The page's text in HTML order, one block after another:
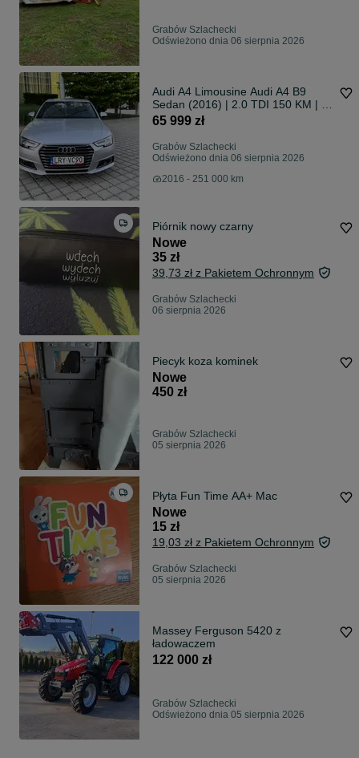
Grabów Szlachecki
Odświeżono dnia 06 sierpnia 2026
Audi A4 Limousine Audi A4 B9
Sedan (2016) | 2.0 TDI 150 KM | S
tronic | Sport | Virtual
65 999 zł
Grabów Szlachecki
Odświeżono dnia 06 sierpnia 2026
2016 - 251 000 km
Piórnik nowy czarny
Nowe
35 zł
39,73 zł z Pakietem Ochronnym
Grabów Szlachecki
06 sierpnia 2026
Piecyk koza kominek
Nowe
450 zł
Grabów Szlachecki
05 sierpnia 2026
Płyta Fun Time AA+ Mac
Nowe
15 zł
19,03 zł z Pakietem Ochronnym
Grabów Szlachecki
05 sierpnia 2026
Massey Ferguson 5420 z
ładowaczem
122 000 zł
Grabów Szlachecki
Odświeżono dnia 05 sierpnia 2026